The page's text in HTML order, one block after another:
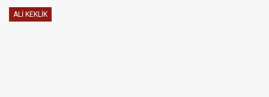
ALI KEKLIK